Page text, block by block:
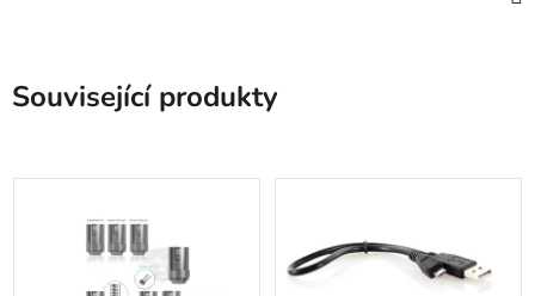
Související produkty